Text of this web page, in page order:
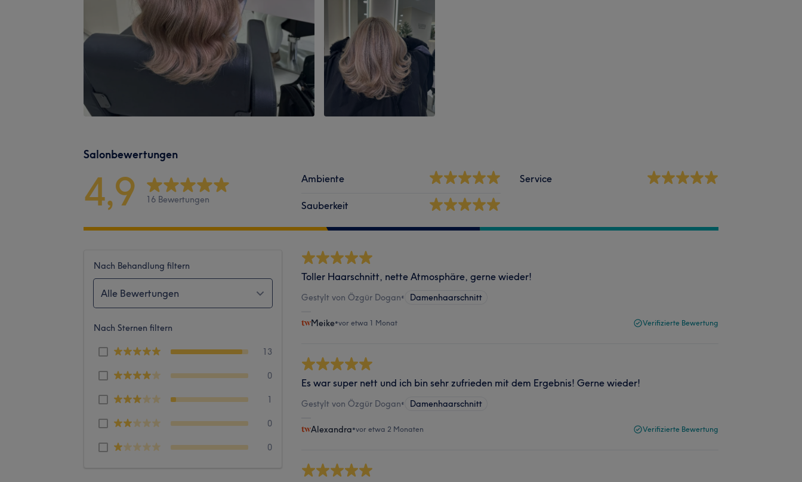
Salonbewertungen
4,9 16 Bewertungen
Ambiente
Sauberkeit
Service
Nach Behandlung filtern
Alle Bewertungen
Nach Sternen filtern
13
0
1
0
0
Toller Haarschnitt, nette Atmosphäre, gerne wieder!
Gestylt von Özgür Dogan• Damenhaarschnitt
Meike•vor etwa 1 Monat Verifizierte Bewertung
Es war super nett und ich bin sehr zufrieden mit dem Ergebnis! Gerne wieder!
Gestylt von Özgür Dogan• Damenhaarschnitt
Alexandra•vor etwa 2 Monaten Verifizierte Bewertung